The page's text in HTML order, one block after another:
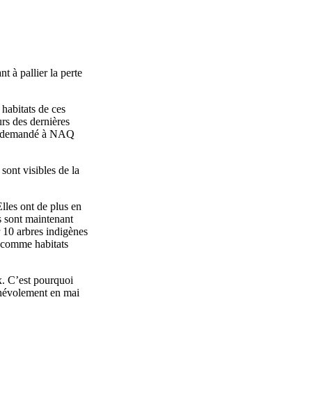
à pallier la perte
de ces
des dernières
à NAQ
visibles de la
ont de plus en
maintenant
arbres indigènes
habitats
C’est pourquoi
en mai